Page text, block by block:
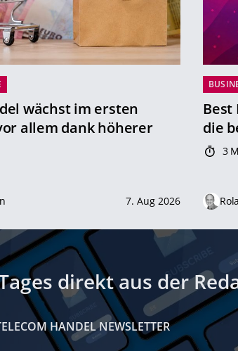
wächst im ersten
allem dank höherer
7. Aug 2026
Best
die
3
direkt aus der
HANDEL NEWSLETTER